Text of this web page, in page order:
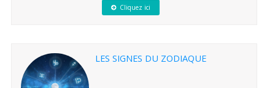
Cliquez ici
LES SIGNES DU ZODIAQUE